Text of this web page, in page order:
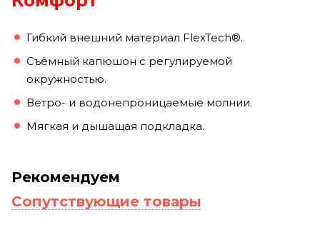
Гибкий внешний материал FlexTech®.
Съёмный капюшон с регулируемой
окружностью.
Ветро- и водонепроницаемые молнии.
Мягкая и дышащая подкладка.
Рекомендуем
Сопутствующие товары